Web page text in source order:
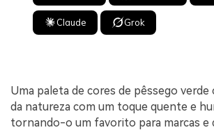
Claude Grok
Uma paleta de cores de pêssego verde
da natureza com um toque quente e
tornando-o um favorito para marcas e